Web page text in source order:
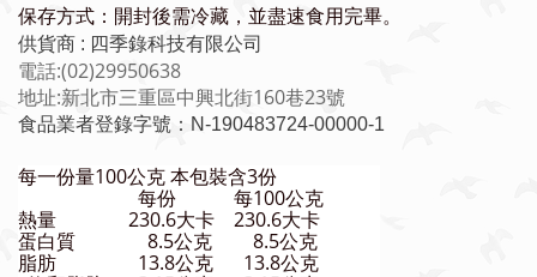
保存方式：開封後需冷藏，並盡速食用完畢。
供貨商 : 四季錄科技有限公司
電話:(02)29950638
地址:新北市三重區中興北街160巷23號
食品業者登錄字號：N-190483724-00000-1
每一份量100公克 本包裝含3份
每份
每100公克
熱量
230.6大卡
230.6大卡
蛋白質
8.5公克
8.5公克
脂肪
13.8公克
13.8公克